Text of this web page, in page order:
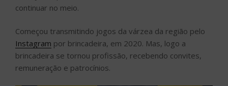
continuar no meio.
Começou transmitindo jogos da várzea da região pelo
Instagram por brincadeira, em 2020. Mas, logo a
brincadeira se tornou profissão, recebendo convites,
remuneração e patrocínios.